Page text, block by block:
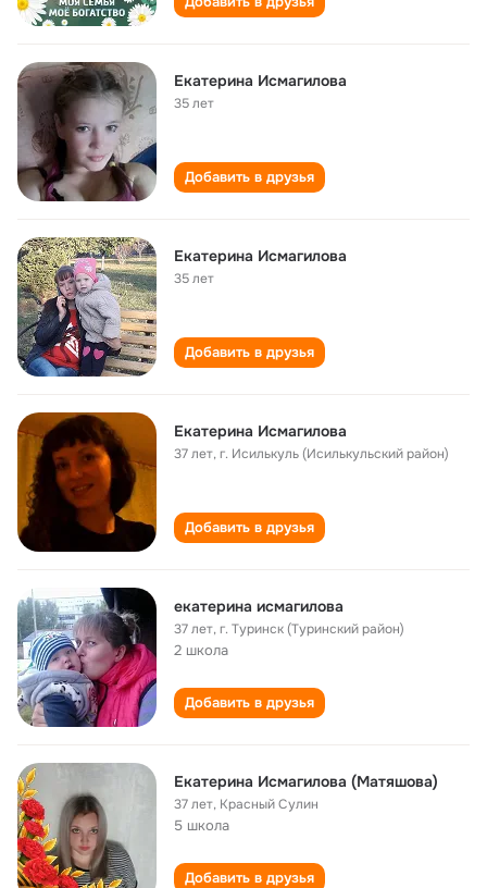
Екатерина Исмагилова
35 лет
Добавить в друзья
Екатерина Исмагилова
35 лет
Добавить в друзья
Екатерина Исмагилова
37 лет,г. Исилькуль (Исилькульский район)
Добавить в друзья
екатерина исмагилова
37 лет,г. Туринск (Туринский район)
2 школа
Добавить в друзья
Екатерина Исмагилова (Матяшова)
37 лет, Красный Сулин
5 школа
Добавить в друзья